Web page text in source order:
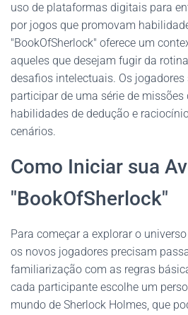
uso de plataformas digitais para
por jogos que promovam
"BookOfSherlock" oferece um
aqueles que desejam fugir da
desafios intelectuais. Os
participar de uma série de
habilidades de dedução e
cenários.
Como Iniciar sua
"BookOfSherlock"
Para começar a explorar o
os novos jogadores precisam
familiarização com as regras
cada participante escolhe um
mundo de Sherlock Holmes, que